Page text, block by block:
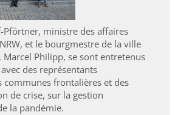
Pförtner, ministre des affaires
et le bourgmestre de la ville
Marcel Philipp, se sont entretenus
des représentants
communes frontalières et des
de crise, sur la gestion
la pandémie.